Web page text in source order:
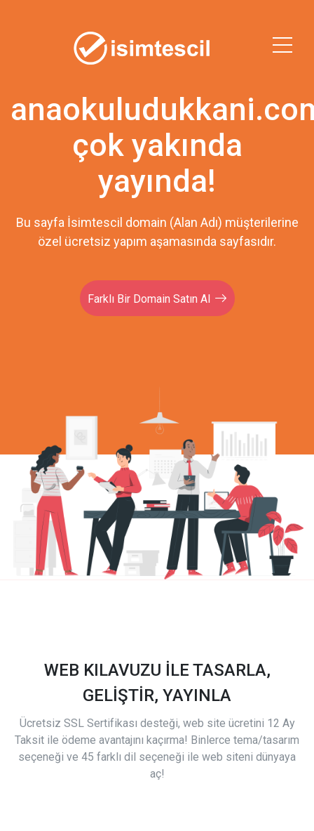
çok yakında
yayında!
Bu sayfa İsimtescil domain (Alan Adı) müşterilerine
özel ücretsiz yapım aşamasında sayfasıdır.
Farklı Bir Domain Satın Al
WEB KILAVUZU İLE TASARLA,
GELİŞTİR, YAYINLA
Ücretsiz SSL Sertifikası desteği, web site ücretini 12 Ay
Taksit ile ödeme avantajını kaçırma! Binlerce tema/tasarım
seçeneği ve 45 farklı dil seçeneği ile web siteni dünyaya
aç!